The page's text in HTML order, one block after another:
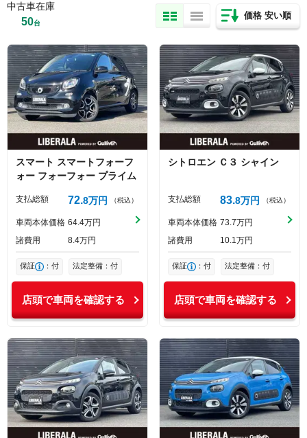
中古車在庫
50台
価格 安い順
スマート スマートフォーフ
ォー フォーフォー プライム
支払総額 72 8万円 （税込）
車両本体価格 64 4万円
諸費用
8 4万円
保証 ：付 法定整備：付
店頭で車両を確認する
シトロエン Ｃ３ シャイン
支払総額 83 8万円 （税込）
車両本体価格 73 7万円
諸費用
10 1万円
保証 ：付 法定整備：付
店頭で車両を確認する